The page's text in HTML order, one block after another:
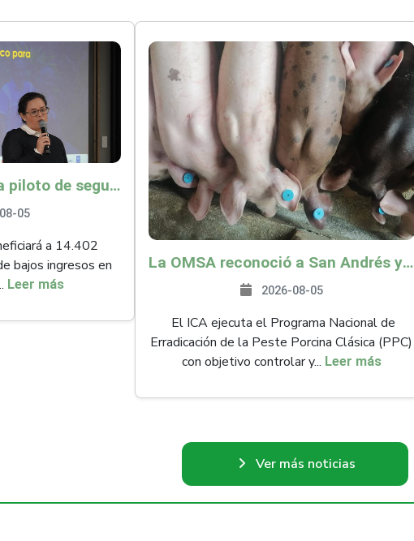
Minagricultura lanza piloto de seguro agropecuario por $9.625 millones para proteger a más de 14.000 pequeños productores contra riesgos del Fenómeno de El Niño
05
a 14.402
bajos ingresos en
Leer más
La OMSA reconoció a San Andrés y Providencia como zona libre de Peste Porcina Clásica (PPC)
2026-08-05
El ICA ejecuta el Programa Nacional de
Erradicación de la Peste Porcina Clásica (PPC)
con objetivo controlar y... Leer más
Ver más noticias